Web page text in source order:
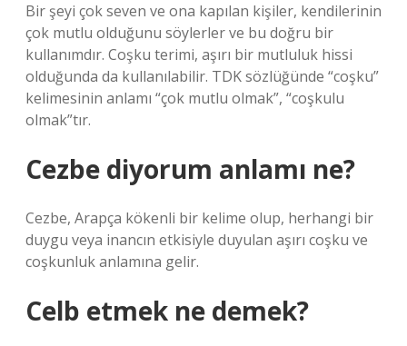
Bir şeyi çok seven ve ona kapılan kişiler, kendilerinin
çok mutlu olduğunu söylerler ve bu doğru bir
kullanımdır. Coşku terimi, aşırı bir mutluluk hissi
olduğunda da kullanılabilir. TDK sözlüğünde “coşku”
kelimesinin anlamı “çok mutlu olmak”, “coşkulu
olmak”tır.
Cezbe diyorum anlamı ne?
Cezbe, Arapça kökenli bir kelime olup, herhangi bir
duygu veya inancın etkisiyle duyulan aşırı coşku ve
coşkunluk anlamına gelir.
Celb etmek ne demek?